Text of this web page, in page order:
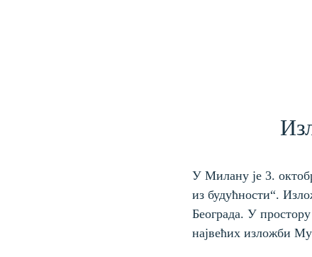
У Милану је 3.
из будућности“.
Београда. У
највећих изложби